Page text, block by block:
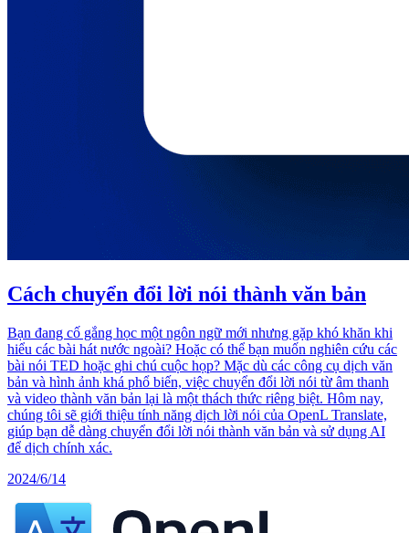
Cách chuyển đổi lời nói thành văn bản
Bạn đang cố gắng học một ngôn ngữ mới nhưng gặp khó khăn khi
hiểu các bài hát nước ngoài? Hoặc có thể bạn muốn nghiên cứu các
bài nói TED hoặc ghi chú cuộc họp? Mặc dù các công cụ dịch văn
bản và hình ảnh khá phổ biến, việc chuyển đổi lời nói từ âm thanh
và video thành văn bản lại là một thách thức riêng biệt. Hôm nay,
chúng tôi sẽ giới thiệu tính năng dịch lời nói của OpenL Translate,
giúp bạn dễ dàng chuyển đổi lời nói thành văn bản và sử dụng AI
để dịch chính xác.
2024/6/14